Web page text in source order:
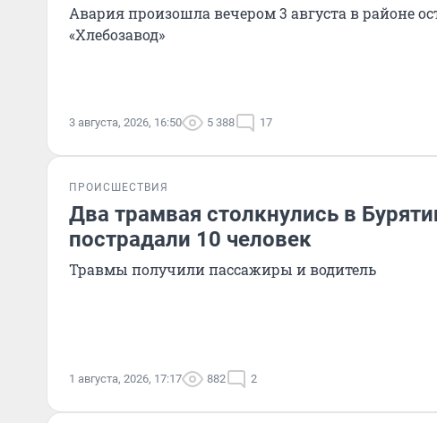
Авария произошла вечером 3 августа в районе
«Хлебозавод»
3 августа, 2026, 16:50 5 388 17
ПРОИСШЕСТВИЯ
Два трамвая столкнулись в
пострадали 10 человек
Травмы получили пассажиры и водитель
1 августа, 2026, 17:17 882 2